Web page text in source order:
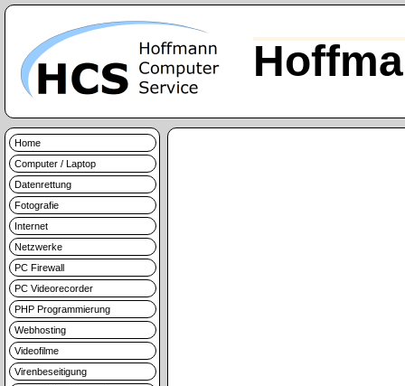
Home
Computer / Laptop
Datenrettung
Fotografie
Internet
Netzwerke
PC Firewall
PC Videorecorder
PHP Programmierung
Webhosting
Videofilme
Virenbeseitigung